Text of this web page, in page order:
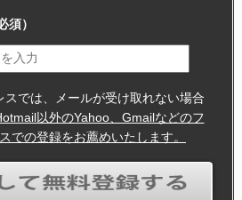
須）
では、メールが受け取れない場合
以外のYahoo、Gmailなどのフ
での登録をお薦めいたします。